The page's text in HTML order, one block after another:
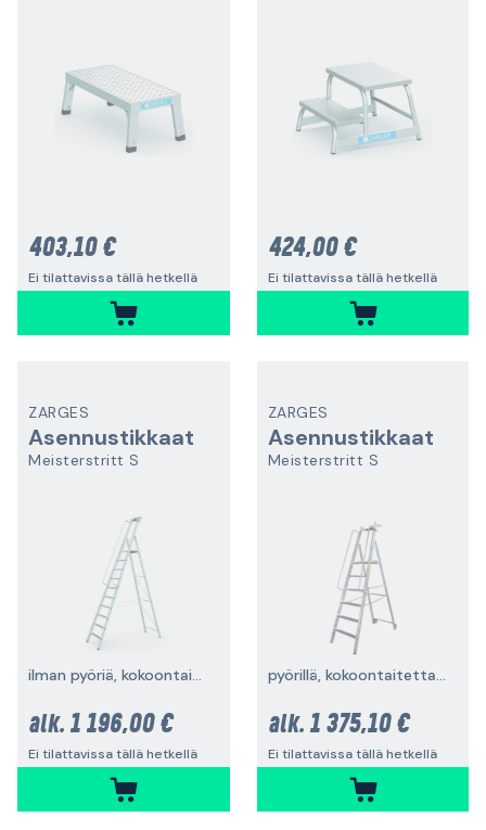
403,10 €
Ei tilattavissa tällä hetkellä
424,00 €
Ei tilattavissa tällä hetkellä
ZARGES
Asennustikkaat
Meisterstritt S
ilman pyöriä, kokoontaitettava
alk. 1 196,00 €
Ei tilattavissa tällä hetkellä
ZARGES
Asennustikkaat
Meisterstritt S
pyörillä, kokoontaitettavat
alk. 1 375,10 €
Ei tilattavissa tällä hetkellä